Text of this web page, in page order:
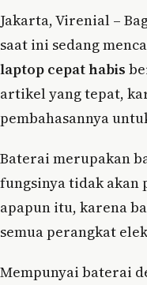
Jakarta, Virenial –
saat ini sedang
laptop cepat habis
artikel yang tepat,
pembahasannya
Baterai merupakan
fungsinya tidak akan
apapun itu, karena
semua perangkat
Mempunyai baterai